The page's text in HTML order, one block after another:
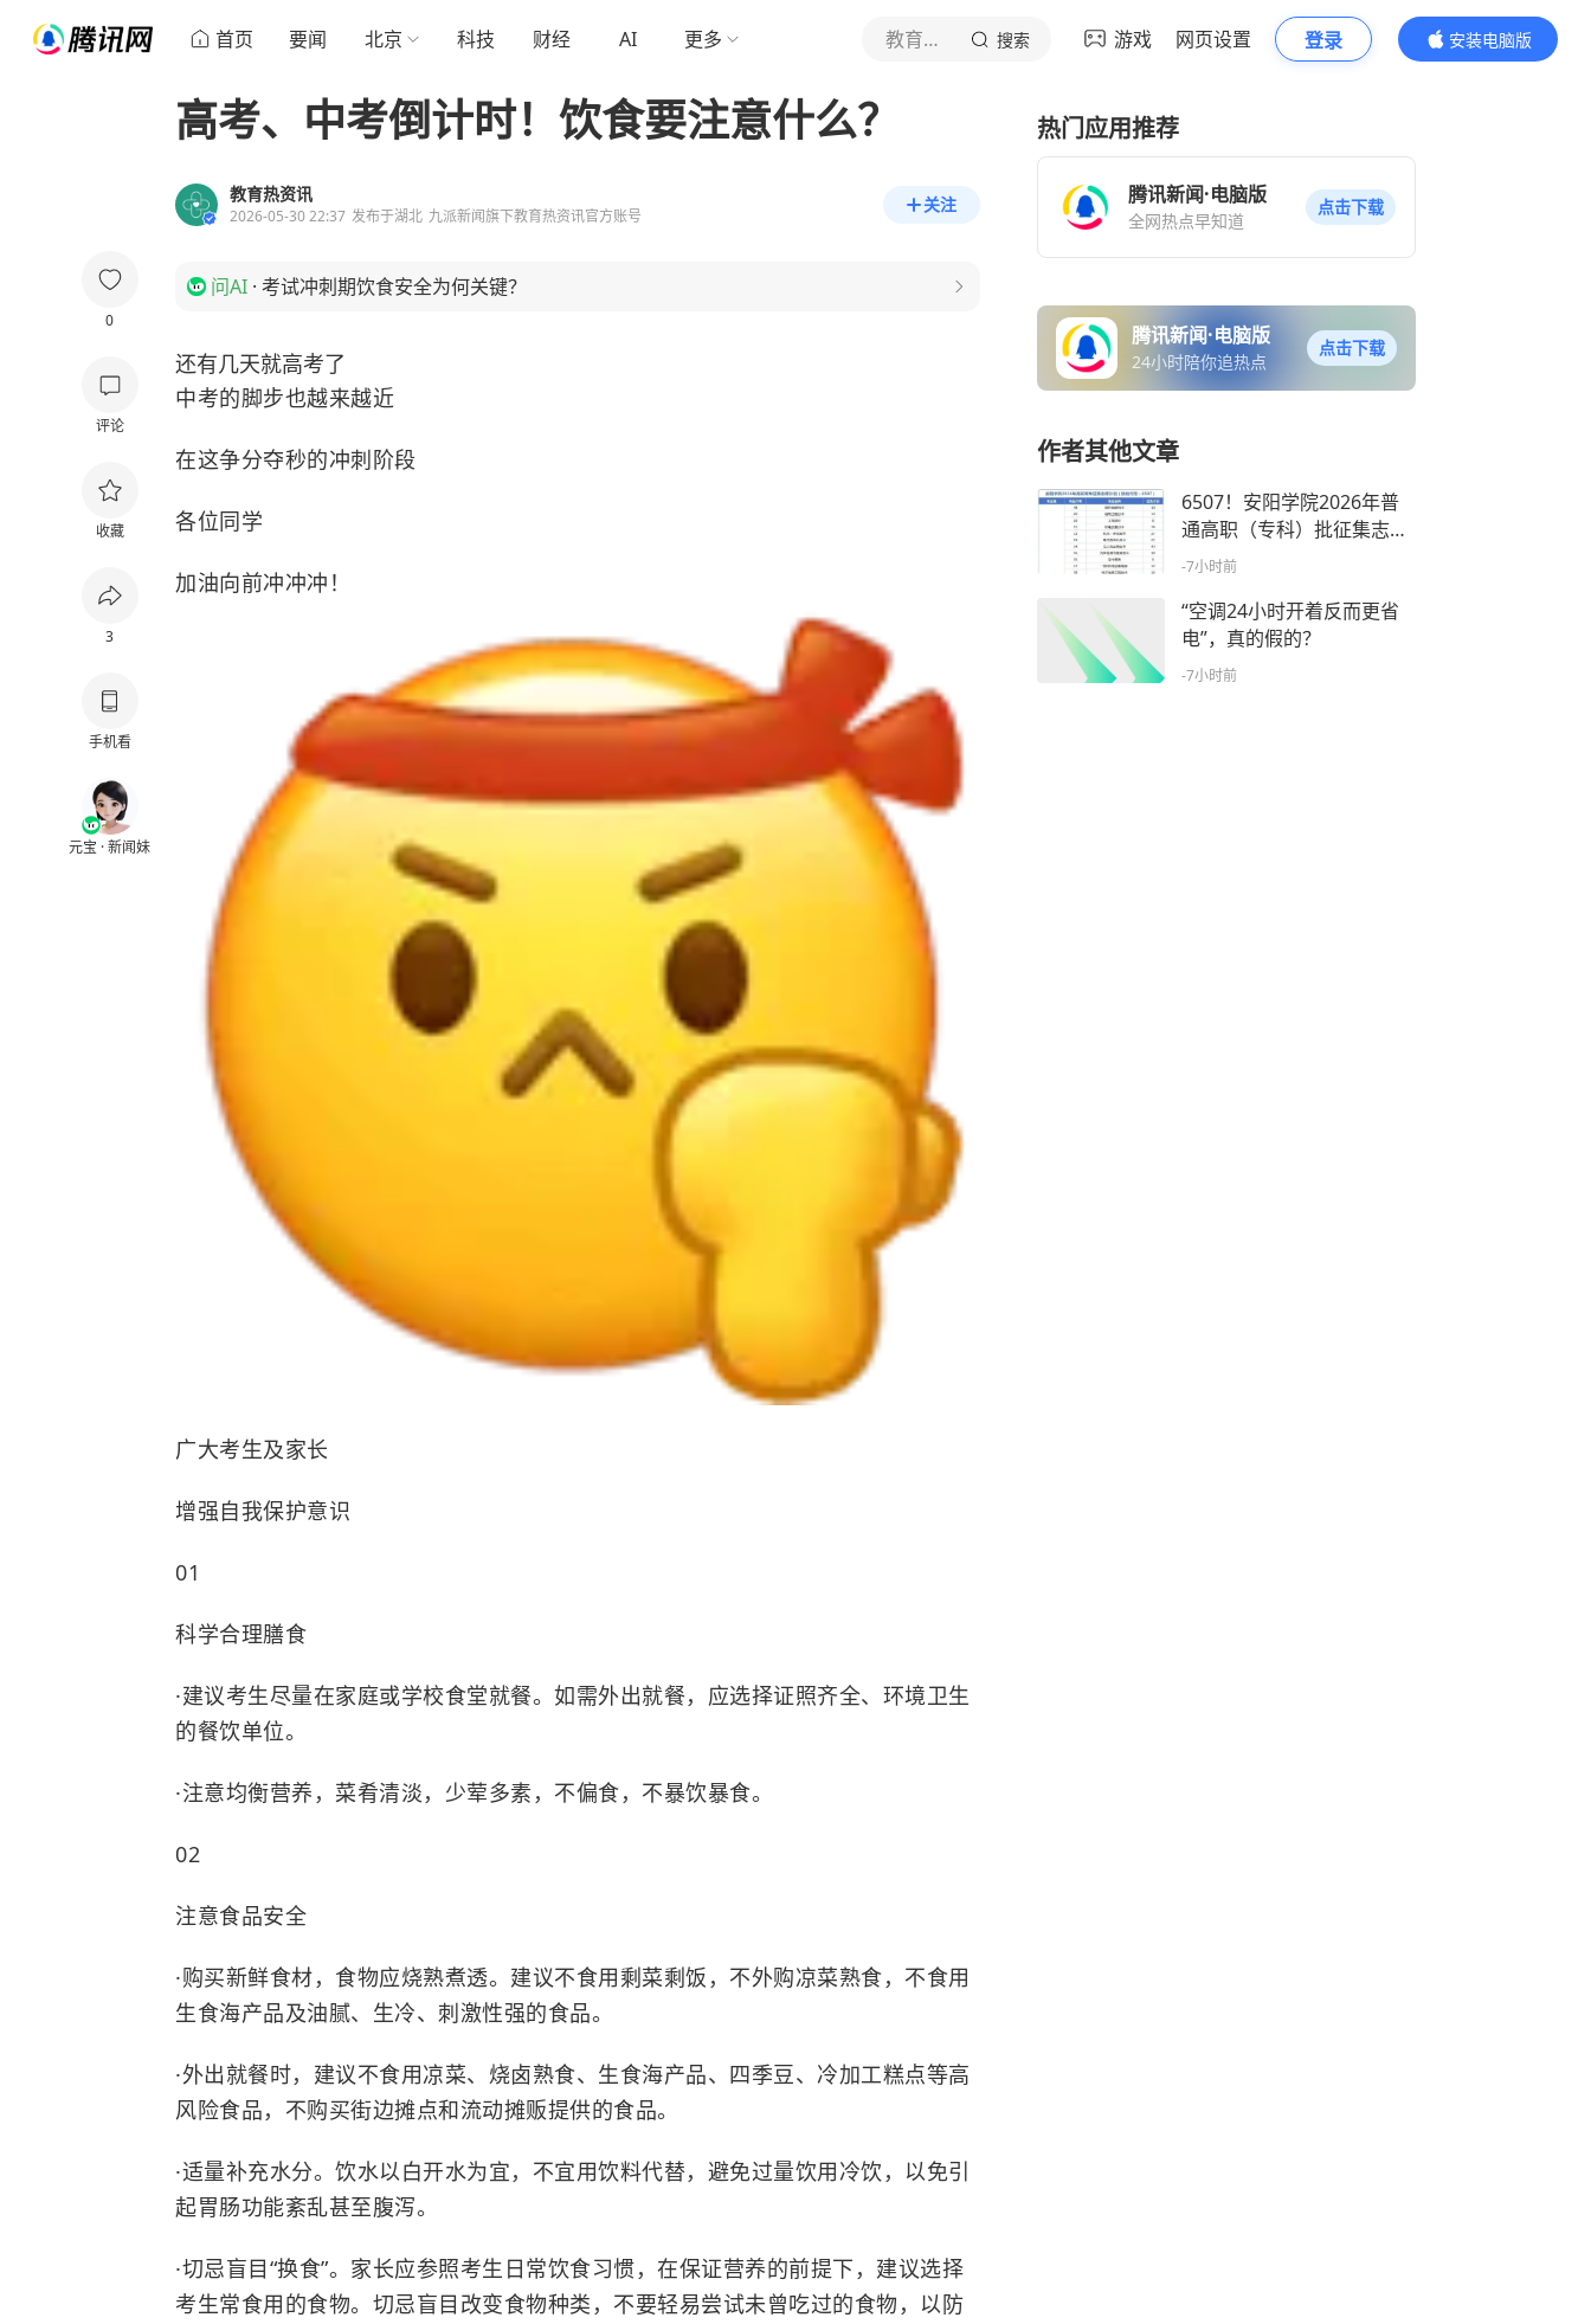
首页 要闻 北京 科技 财经 AI 更多 教育热资讯 搜索 游戏 网页设置 登录
安装电脑版
内容更精彩
0
评论
收藏
3
手机看
元宝 · 新闻妹
高考、中考倒计时！饮食要注意什么？
教育热资讯
2026-05-30 22:37 发布于湖北 九派新闻旗下教育热资讯官方账号
关注
问AI · 考试冲刺期饮食安全为何关键？
还有几天就高考了
中考的脚步也越来越近
在这争分夺秒的冲刺阶段
各位同学
加油向前冲冲冲！
广大考生及家长
增强自我保护意识
01
科学合理膳食
·建议考生尽量在家庭或学校食堂就餐。如需外出就餐，应选择证照齐全、环境卫生
的餐饮单位。
·注意均衡营养，菜肴清淡，少荤多素， 不偏食，不暴饮暴食。
02
注意食品安全
·购买新鲜食材， 食物应烧熟煮透。 建议不食用剩菜剩饭， 不外购凉菜熟食， 不食用
生食海产品及油腻、生冷、刺激性强的食品。
·外出就餐时， 建议不食用凉菜、烧卤熟食、生食海产品、四季豆、冷加工糕点等高
风险食品， 不购买街边摊点和流动摊贩提供的食品。
·适量补充水分。饮水以白开水为宜， 不宜用饮料代替， 避免过量饮用冷饮 ， 以免引
起胃肠功能紊乱甚至腹泻。
·切忌盲目“换食”。家长应参照考生日常饮食习惯，在保证营养的前提下，建议选择
考生常食用的食物。切忌盲目改变食物种类， 不要轻易尝试未曾吃过的食物 ，以防
热门应用推荐
腾讯新闻·电脑版
全网热点早知道
点击下载
腾讯新闻·电脑版
24小时陪你追热点
点击下载
作者其他文章
6507！安阳学院2026年普
通高职（专科）批征集志愿
公告
-7小时前
“空调24小时开着反而更省
电”，真的假的？
-7小时前